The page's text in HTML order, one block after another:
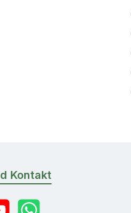
Kontakt